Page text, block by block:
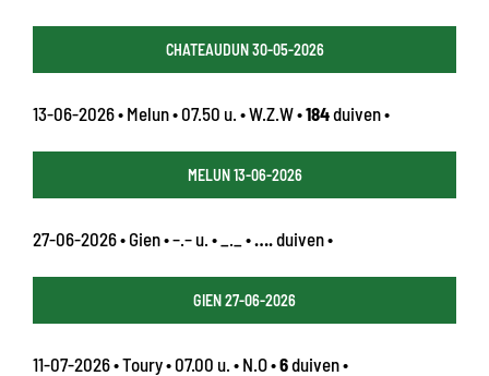
CHATEAUDUN 30-05-2026
13-06-2026 • Melun • 07.50 u. • W.Z.W •184duiven •
MELUN 13-06-2026
27-06-2026 • Gien • –.– u. • _._ •….duiven •
GIEN 27-06-2026
11-07-2026 • Toury • 07.00 u. • N.O •6duiven •